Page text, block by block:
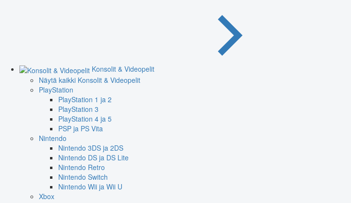
Konsolit & Videopelit
Näytä kaikki Konsolit & Videopelit
PlayStation
PlayStation 1 ja 2
PlayStation 3
PlayStation 4 ja 5
PSP ja PS Vita
Nintendo
Nintendo 3DS ja 2DS
Nintendo DS ja DS Lite
Nintendo Retro
Nintendo Switch
Nintendo Wii ja Wii U
Xbox